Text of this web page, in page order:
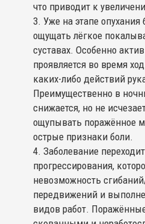
что приводит к
Уже на этапе опухания
ощущать лёгкое
суставах. Особенно
проявляется во время
каких-либо действий
Преимущественно в
снижается, но не
ощупывать поражённое
острые признаки боли.
Заболевание
прогрессирования,
невозможность
передвижений и
видов работ.